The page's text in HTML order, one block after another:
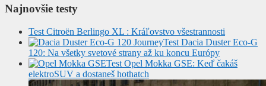
Najnovšie testy
Test Citroën Berlingo XL : Kráľovstvo všestrannosti
Test Dacia Duster Eco-G
120: Na všetky svetové strany až ku koncu Európy
Test Opel Mokka GSE: Keď čakáš
elektroSUV a dostaneš hothatch